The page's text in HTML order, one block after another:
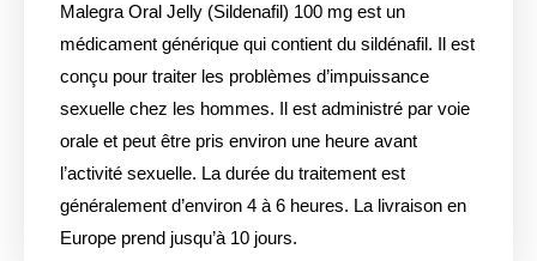
Malegra Oral Jelly (Sildenafil) 100 mg est un
médicament générique qui contient du sildénafil. Il est
conçu pour traiter les problèmes d’impuissance
sexuelle chez les hommes. Il est administré par voie
orale et peut être pris environ une heure avant
l’activité sexuelle. La durée du traitement est
généralement d’environ 4 à 6 heures. La livraison en
Europe prend jusqu’à 10 jours.